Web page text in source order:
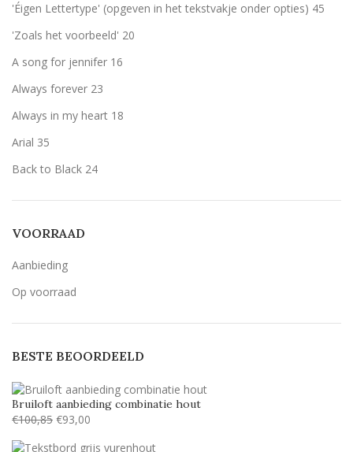
WitWit
Olijfgroen (zoals het voorbeeld)
5
zwartzwart 7
'Éigen Lettertype' (opgeven in het tekstvakje onder opties) 45
'Zoals het voorbeeld' 20
A song for jennifer 16
Always forever 23
Always in my heart 18
Arial 35
Back to Black 24
Century Gothic
Geen belettering
LillyBelle 30
Lucida handwriting
Monotype corosiva 53
Stea
VOORRAAD
Aanbieding
Op voorraad
BESTE BEOORDEELD
Bruiloft aanbieding combinatie hout
€100,85 €93,00